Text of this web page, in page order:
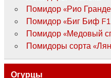
Помидор «Рио
Помидор «Биг Биф
Помидор «Медовый
Помидоры сорта
Огурцы